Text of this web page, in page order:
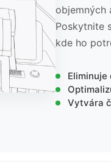
objemných
Poskytnite
kde ho
Vytvára